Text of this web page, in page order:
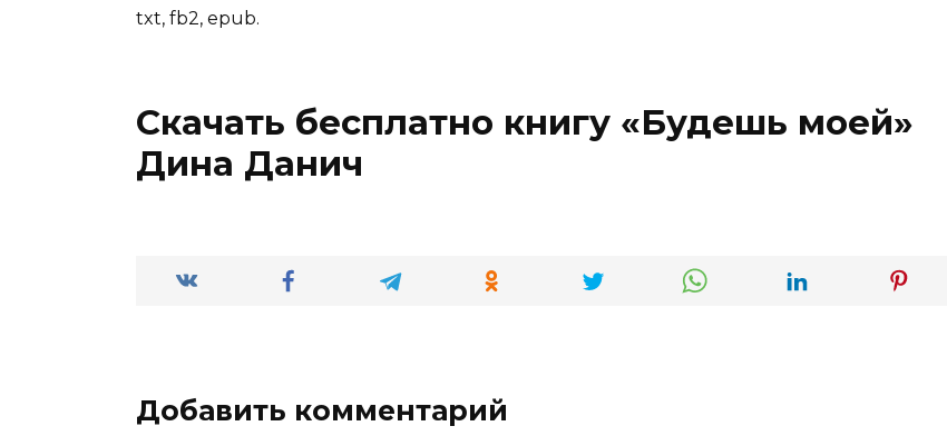
txt, fb2, epub.
Скачать бесплатно книгу «Будешь моей»
Дина Данич
Добавить комментарий